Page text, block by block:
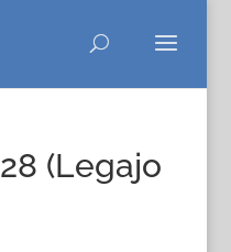
(Legajo